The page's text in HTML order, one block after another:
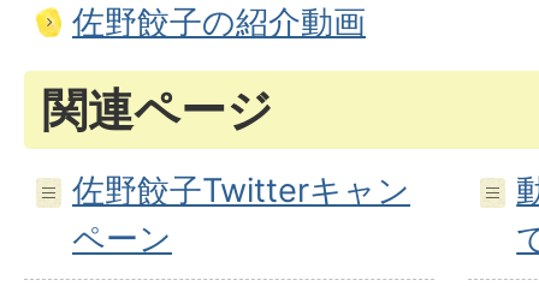
佐野餃子の紹介動画
関連ページ
佐野餃子Twitterキャン
ペーン